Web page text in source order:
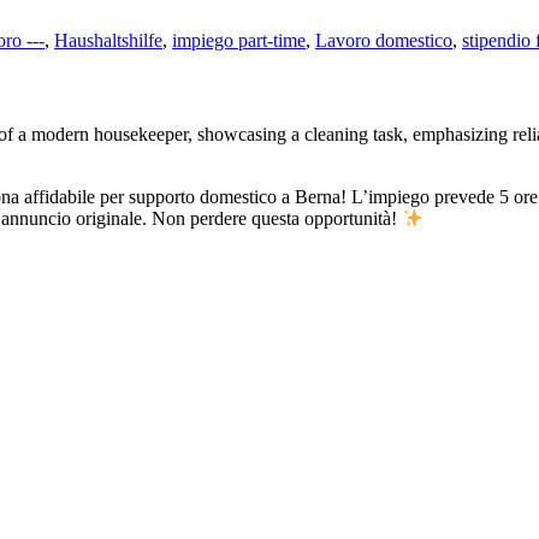
---, Haushaltshilfe, impiego part-time, Lavoro domestico, stipendio
affidabile per supporto domestico a Berna! L’impiego prevede 5
originale. Non perdere questa opportunità!